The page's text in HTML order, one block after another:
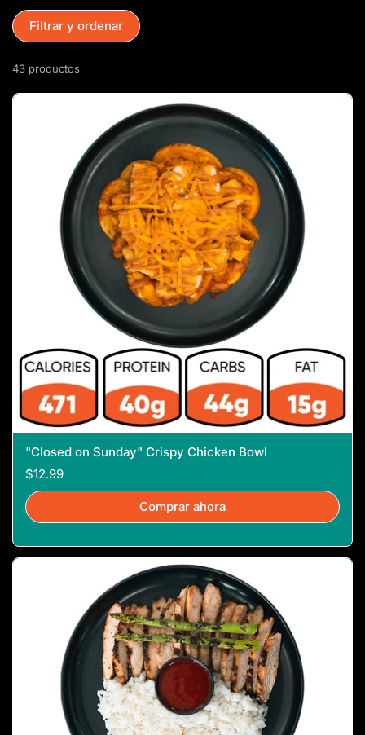
43 productos
Filtrar y ordenar
"Closed on Sunday" Crispy Chicken Bowl
$12.99
Comprar ahora